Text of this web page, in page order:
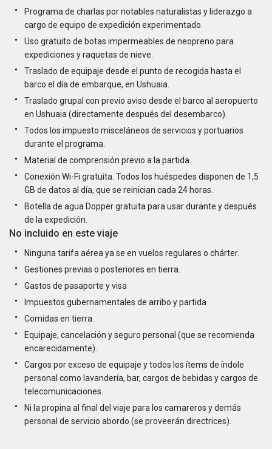
Programa de charlas por notables naturalistas y liderazgo a
cargo de equipo de expedición experimentado.
Uso gratuito de botas impermeables de neopreno para
expediciones y raquetas de nieve.
Traslado de equipaje desde el punto de recogida hasta el
barco el día de embarque, en Ushuaia.
Traslado grupal con previo aviso desde el barco al aeropuerto
en Ushuaia (directamente después del desembarco).
Todos los impuesto misceláneos de servicios y portuarios
durante el programa.
Material de comprensión previo a la partida.
Conexión Wi-Fi gratuita. Todos los huéspedes disponen de 1,5
GB de datos al día, que se reinician cada 24 horas.
Botella de agua Dopper gratuita para usar durante y después
de la expedición.
No incluido en este viaje
Ninguna tarifa aérea ya se en vuelos regulares o chárter.
Gestiones previas o posteriores en tierra.
Gastos de pasaporte y visa
Impuestos gubernamentales de arribo y partida
Comidas en tierra.
Equipaje, cancelación y seguro personal (que se recomienda
encarecidamente).
Cargos por exceso de equipaje y todos los ítems de índole
personal como lavandería, bar, cargos de bebidas y cargos de
telecomunicaciones.
Ni la propina al final del viaje para los camareros y demás
personal de servicio abordo (se proveerán directrices).